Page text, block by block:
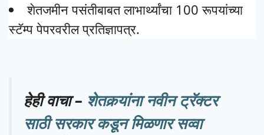
शेतजमीन पसंतीबाबत लाभार्थ्यांचा 100 रूपयांच्या
स्टॅम्प पेपरवरील प्रतिज्ञापत्र.
हेही वाचा – शेतकर्‍यांना नवीन ट्रॅक्टर
साठी सरकार कडून मिळणार सव्वा